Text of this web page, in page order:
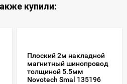
купили:
Плоский 2м накладной
магнитный шинопровод
толщиной 5.5мм
Novotech Smal 135196